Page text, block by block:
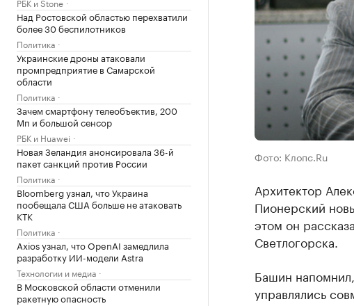
Над Ростовской областью перехватили
более 30 беспилотников
Политика
Украинские дроны атаковали
промпредприятие в Самарской
области
Политика
Зачем смартфону телеобъектив, 200
Мп и большой сенсор
РБК и Huawei
Новая Зеландия анонсировала 36-й
пакет санкций против России
Политика
Bloomberg узнал, что Украина
пообещала США больше не атаковать
КТК
Политика
Axios узнал, что OpenAI замедлила
разработку ИИ-модели Astra
Технологии и медиа
В Московской области отменили
ракетную опасность
Фото: Клопс.Ru
Архитектор
Пионерский
этом он
Светлогорска.
Башин
управлялись